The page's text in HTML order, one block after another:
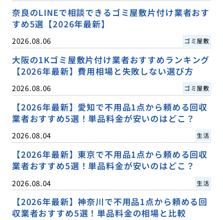
奈良のLINEで相談できるゴミ屋敷片付け業者おす
すめ5選【2026年最新】
2026.08.06 ゴミ屋敷
大阪の1Kゴミ屋敷片付け業者おすすめランキング
【2026年最新】費用相場と失敗しない選び方
2026.08.06 ゴミ屋敷
【2026年最新】愛知で不用品1点から頼める回収
業者おすすめ5選！単品料金が安いのはどこ？
2026.08.04 生活
【2026年最新】東京で不用品1点から頼める回収
業者おすすめ5選！単品料金が安いのはどこ？
2026.08.04 生活
【2026年最新】神奈川で不用品1点から頼める回
収業者おすすめ5選！単品料金の相場と比較